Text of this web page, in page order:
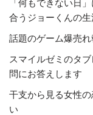
「何もできない日
合うジョーくんの
話題のゲーム爆売
スマイルゼミのタ
問にお答えします
干支から見る女性
い